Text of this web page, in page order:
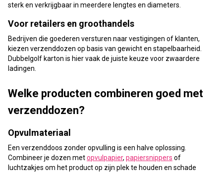
sterk en verkrijgbaar in meerdere lengtes en diameters.
Voor retailers en groothandels
Bedrijven die goederen versturen naar vestigingen of klanten,
kiezen verzenddozen op basis van gewicht en stapelbaarheid.
Dubbelgolf karton is hier vaak de juiste keuze voor zwaardere
ladingen.
Welke producten combineren goed met
verzenddozen?
Opvulmateriaal
Een verzenddoos zonder opvulling is een halve oplossing.
Combineer je dozen metopvulpapier, papiersnippers of
luchtzakjes om het product op zijn plek te houden en schade